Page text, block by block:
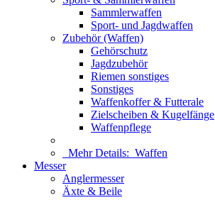
Sammlerwaffen
Sport- und Jagdwaffen
Zubehör (Waffen)
Gehörschutz
Jagdzubehör
Riemen sonstiges
Sonstiges
Waffenkoffer & Futterale
Zielscheiben & Kugelfänge
Waffenpflege
Mehr Details: Waffen
Messer
Anglermesser
Äxte & Beile